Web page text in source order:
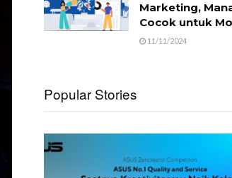
Marketing,
Cocok untuk
11/11/2024
Popular Stories